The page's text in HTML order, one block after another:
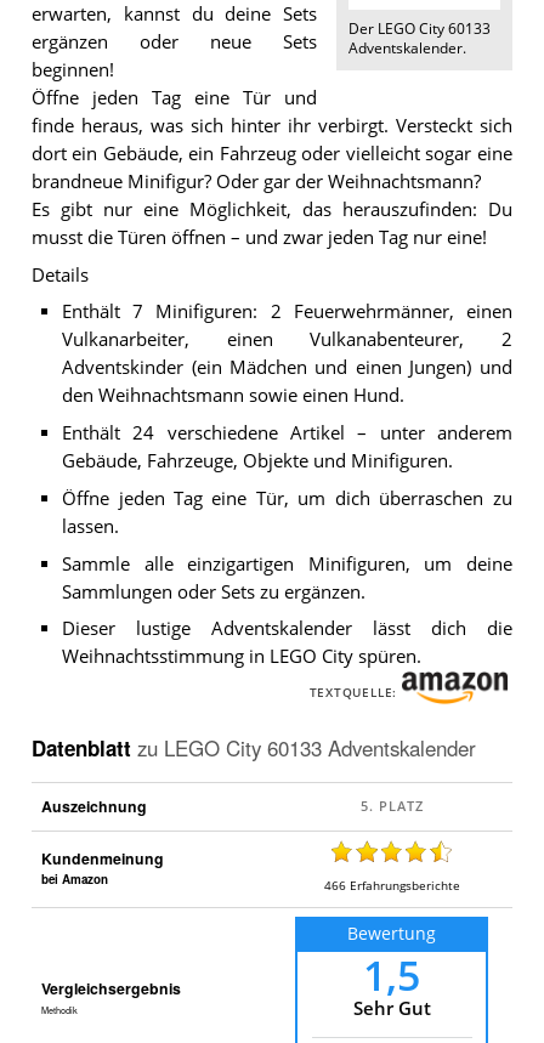
Der LEGO City 60133
Adventskalender.
erwarten, kannst du deine Sets
ergänzen oder neue Sets
beginnen!
Öffne jeden Tag eine Tür und
finde heraus, was sich hinter ihr verbirgt. Versteckt sich
dort ein Gebäude, ein Fahrzeug oder vielleicht sogar eine
brandneue Minifigur? Oder gar der Weihnachtsmann?
Es gibt nur eine Möglichkeit, das herauszufinden: Du
musst die Türen öffnen – und zwar jeden Tag nur eine!
Details
Enthält 7 Minifiguren: 2 Feuerwehrmänner, einen
Vulkanarbeiter, einen Vulkanabenteurer, 2
Adventskinder (ein Mädchen und einen Jungen) und
den Weihnachtsmann sowie einen Hund.
Enthält 24 verschiedene Artikel – unter anderem
Gebäude, Fahrzeuge, Objekte und Minifiguren.
Öffne jeden Tag eine Tür, um dich überraschen zu
lassen.
Sammle alle einzigartigen Minifiguren, um deine
Sammlungen oder Sets zu ergänzen.
Dieser lustige Adventskalender lässt dich die
Weihnachtsstimmung in LEGO City spüren.
TEXTQUELLE:
Datenblatt zu LEGO City 60133 Adventskalender
Auszeichnung
Kundenmeinung
bei Amazon 466 Erfahrungsberichte
Vergleichsergebnis
Methodik
Bewertung
1,5
Sehr Gut